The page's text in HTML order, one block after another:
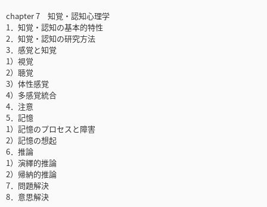
chapter 7 知覚・認知心理学
1．知覚・認知の基本的特性
2．知覚・認知の研究方法
3．感覚と知覚
1）視覚
2）聴覚
3）体性感覚
4）多感覚統合
4．注意
5．記憶
1）記憶のプロセスと障害
2）記憶の想起
6．推論
1）演繹的推論
2）帰納的推論
7．問題解決
8．意思解決